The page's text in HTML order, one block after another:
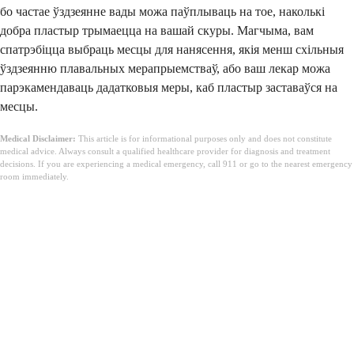
бо частае ўздзеянне вады можа паўплываць на тое, наколькі
добра пластыр трымаецца на вашай скуры. Магчыма, вам
спатрэбіцца выбраць месцы для нанясення, якія менш схільныя
ўздзеянню плавальных мерапрыемстваў, або ваш лекар можа
парэкамендаваць дадатковыя меры, каб пластыр заставаўся на
месцы.
Medical Disclaimer: This article is for informational purposes only and does not constitute
medical advice. Always consult a qualified healthcare provider for diagnosis and treatment
decisions. If you are experiencing a medical emergency, call 911 or go to the nearest emergency
room immediately.